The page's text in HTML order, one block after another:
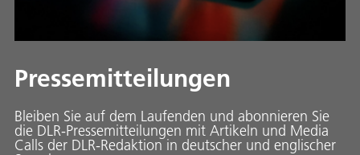
Pressemitteilungen
Bleiben Sie auf dem Laufenden und abonnieren Sie
die DLR-Pressemitteilungen mit Artikeln und Media
Calls der DLR-Redaktion in deutscher und englischer